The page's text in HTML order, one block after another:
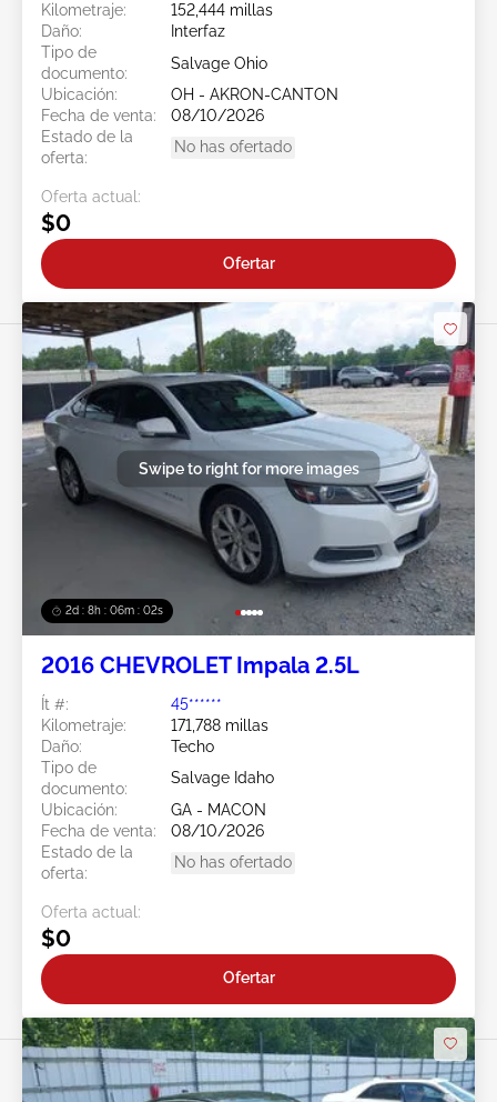
Kilometraje:
152,444 millas
Daño:
Interfaz
Tipo de
documento:
Salvage Ohio
Ubicación:
OH - AKRON-CANTON
Fecha de venta:
08/10/2026
Estado de la
oferta:
No has ofertado
Oferta actual:
$0
Ofertar
2d : 8h : 05m : 59s
Swipe to right for more images
2016 CHEVROLET Impala 2.5L
Ít #:
45******
Kilometraje:
171,788 millas
Daño:
Techo
Tipo de
documento:
Salvage Idaho
Ubicación:
GA - MACON
Fecha de venta:
08/10/2026
Estado de la
oferta:
No has ofertado
Oferta actual:
$0
Ofertar